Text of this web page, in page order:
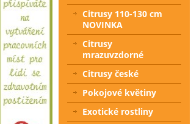
Citrusy 110-130 cm
NOVINKA
Citrusy
mrazuvzdorné
Citrusy české
Pokojové květiny
Exotické rostliny